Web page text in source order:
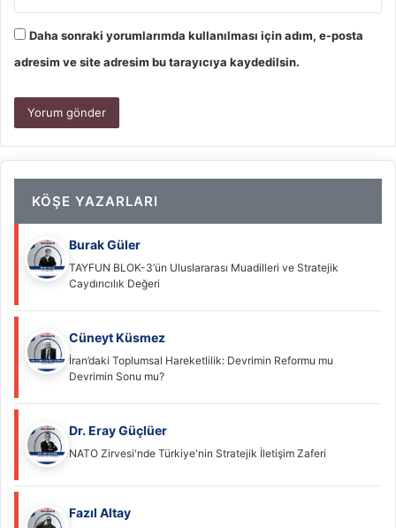
Daha sonraki yorumlarımda kullanılması için adım, e-posta
adresim ve site adresim bu tarayıcıya kaydedilsin.
KÖŞE YAZARLARI
Burak Güler
TAYFUN BLOK-3’ün Uluslararası Muadilleri ve Stratejik
Caydırıcılık Değeri
Cüneyt Küsmez
İran’daki Toplumsal Hareketlilik: Devrimin Reformu mu
Devrimin Sonu mu?
Dr. Eray Güçlüer
NATO Zirvesi'nde Türkiye'nin Stratejik İletişim Zaferi
Fazıl Altay